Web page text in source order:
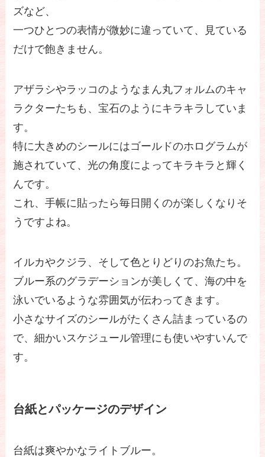
ズなど、
一つひとつの表情が微妙に違っていて、見ている
だけで飽きません。
アザラシやラッコのようなまん丸フォルムのキャ
ラクターたちも、宝石のようにキラキラしていま
す。
特に大きめのシールにはゴールドのホログラムが
施されていて、光の角度によってキラキラと輝く
んです。
これ、手帳に貼ったら毎日開くのが楽しくなりそ
うですよね。
イルカやクジラ、そして色とりどりのお魚たち。
ブルー系のグラデーションが美しくて、海の中を
泳いでいるような雰囲気が伝わってきます。
小さなサイズのシールがたくさん詰まっているの
で、細かいスケジュール管理にも使いやすいんで
す。
台紙とパッケージのデザイン
台紙は爽やかなライトブルー。